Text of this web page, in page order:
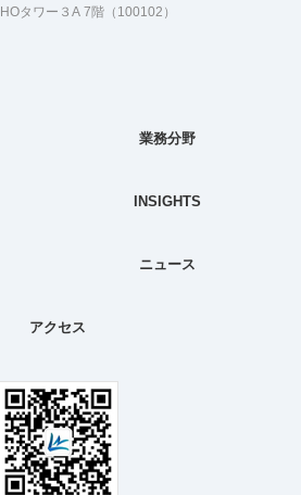
タワー３A 7階（100102）
業務分野
INSIGHTS
ニュース
アクセス